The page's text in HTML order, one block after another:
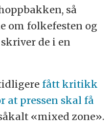
så
om folkefesten og
de i en
fått kritikk
at pressen skal få
«mixed zone».